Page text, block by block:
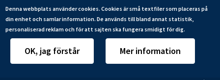
Denna webbplats använder cookies. Cookies är små textfiler som placeras på
din enhet och samlar information. De används till bland annat statistik,
personaliserad reklam och för att sajten ska fungera smidigt för dig.
OK, jag förstår Mer information